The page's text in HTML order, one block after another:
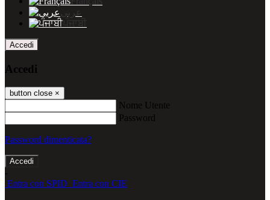
عربى
ਪੰਜਾਬੀ
Accedi
Accedi
button close ×
Nome Utente
Password
Password dimenticata?
-
Entra con SPID Entra con CIE